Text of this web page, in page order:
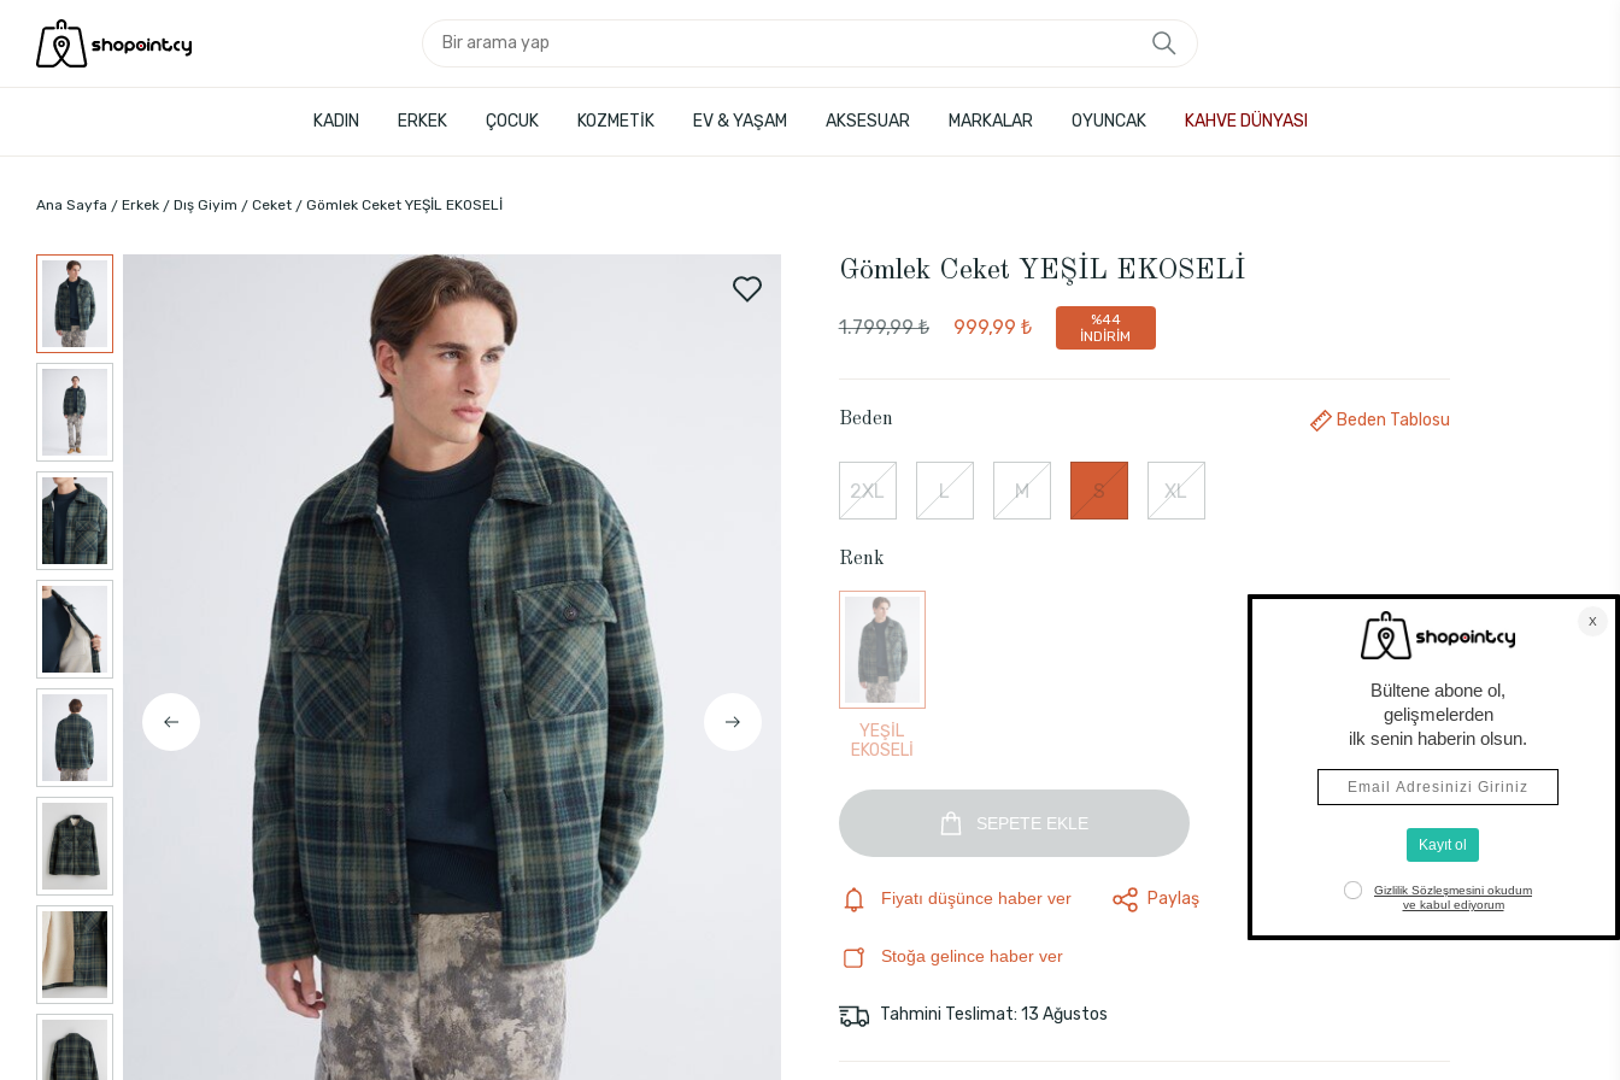
KADIN ERKEK ÇOCUK KOZMETİK EV & YAŞAM AKSESUAR MARKALAR OYUNCAK KAHVE DÜNYASI
Ana Sayfa Erkek Dış Giyim Ceket Gömlek Ceket YEŞİL EKOSELİ
Gömlek Ceket YEŞİL EKOSELİ
1.799,99 ₺ 999,99 ₺
%44
İNDİRİM
Beden Beden Tablosu
2XL L M S XL
Renk
YEŞİL
EKOSELİ
SEPETE EKLE
Fiyatı düşünce haber ver Paylaş
Stoğa gelince haber ver
Tahmini Teslimat: 13 Ağustos